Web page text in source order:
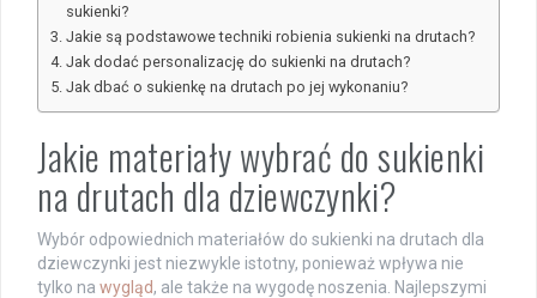
sukienki?
Jakie są podstawowe techniki robienia sukienki na drutach?
Jak dodać personalizację do sukienki na drutach?
Jak dbać o sukienkę na drutach po jej wykonaniu?
Jakie materiały wybrać do sukienki
na drutach dla dziewczynki?
Wybór odpowiednich materiałów do sukienki na drutach dla
dziewczynki jest niezwykle istotny, ponieważ wpływa nie
tylko na wygląd, ale także na wygodę noszenia. Najlepszymi